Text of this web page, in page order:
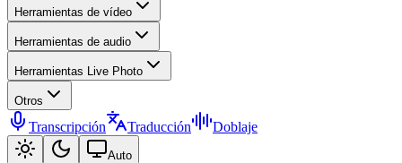
Herramientas de vídeo
Herramientas de audio
Herramientas Live Photo
Otros
Transcripción Traducción Doblaje
Auto